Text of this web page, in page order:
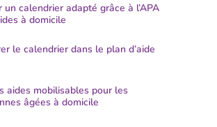
un calendrier adapté grâce à l’APA
à domicile
le calendrier dans le plan d’aide
aides mobilisables pour les
âgées à domicile